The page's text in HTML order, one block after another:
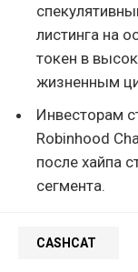
листинга на
токен в
жизненным
Инвесторам
Robinhood
после хайпа
сегмента.
CASHCAT